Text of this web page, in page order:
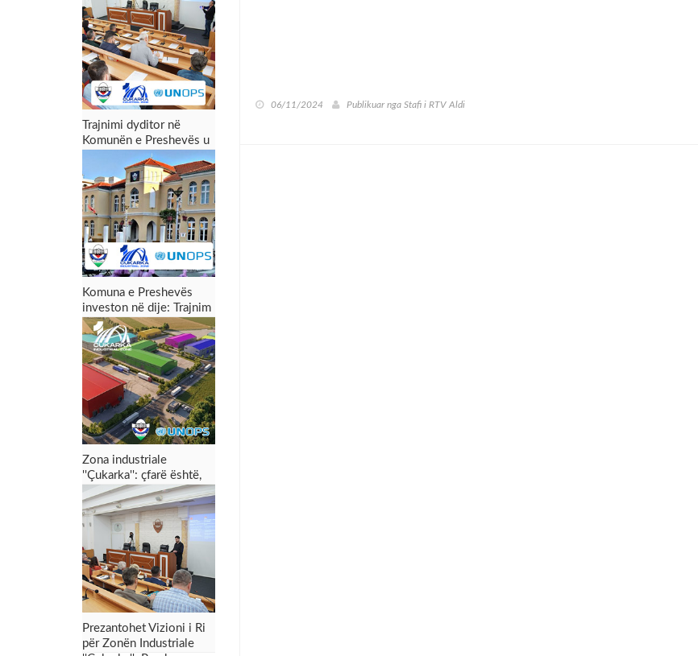
Trajnimi dyditor në
Komunën e Preshevës u
përmbyll me sukses:
Forcimi i kapaciteteve
për menaxhimin e zonës
industriale dhe tërheqjen
e investimeve
Komuna e Preshevës
investon në dije: Trajnim
dyditor për punonjësit
për menaxhimin e zonës
industriale dhe tërheqjen
e investimeve
Zona industriale
''Çukarka'': çfarë është,
për çfarë shërben dhe
çfarë mund t’i sjellë
Preshevës
Prezantohet Vizioni i Ri
për Zonën Industriale
06/11/2024 Publikuar nga Stafi i RTV Aldi